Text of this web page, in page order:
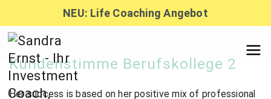
Inhalt
springen
NEU: Life Coaching Angebot
Sandra
Kundenstimme Berufskollege 2
Her success is based on her positive mix of professional